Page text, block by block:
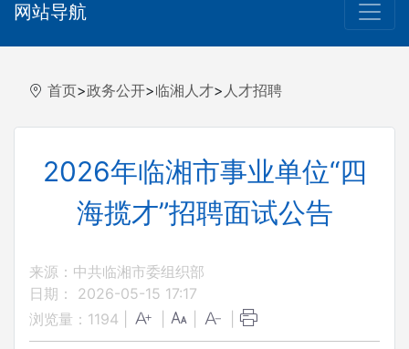
网站导航
首页>政务公开>临湘人才> 人才招聘
2026年临湘市事业单位“四
海揽才”招聘面试公告
来源：中共临湘市委组织部
日期： 2026-05-15 17:17
浏览量： 1194